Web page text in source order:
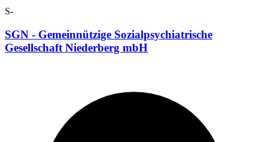
S-
SGN - Gemeinnützige Sozialpsychiatrische
Gesellschaft Niederberg mbH